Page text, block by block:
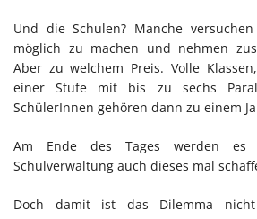
Und die Schulen? Manche
möglich zu machen und nehmen
Aber zu welchem Preis. Volle
einer Stufe mit bis zu sechs
SchülerInnen gehören dann zu einem
Am Ende des Tages werden es
Schulverwaltung auch dieses mal
Doch damit ist das Dilemma